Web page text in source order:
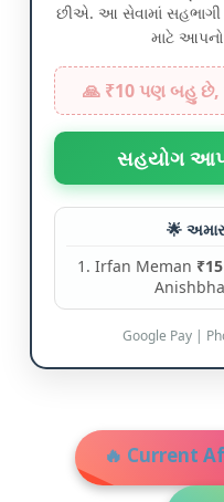
છીએ. આ સેવામાં સહભાગી
માટે
🙏 ₹10 પણ બહુ
સહયોગ
🌟
1. Irfan Meman ₹15
Google Pay |
🔥 Current